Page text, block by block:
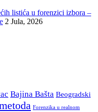
listića u forenzici izbora –
2 Jula, 2026
Bajina Bašta Beogradski
Forenzika u realnom